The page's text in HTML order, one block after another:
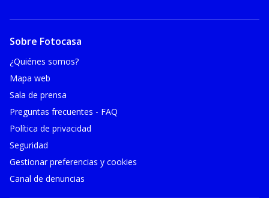
Sobre Fotocasa
¿Quiénes somos?
Mapa web
Sala de prensa
Preguntas frecuentes - FAQ
Política de privacidad
Seguridad
Gestionar preferencias y cookies
Canal de denuncias